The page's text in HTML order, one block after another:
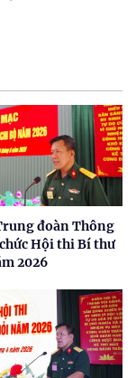
đoàn Thông
Hội thi Bí thư
2026